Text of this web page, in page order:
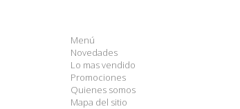
Menú
Novedades
Lo mas vendido
Promociones
Quienes somos
Mapa del sitio